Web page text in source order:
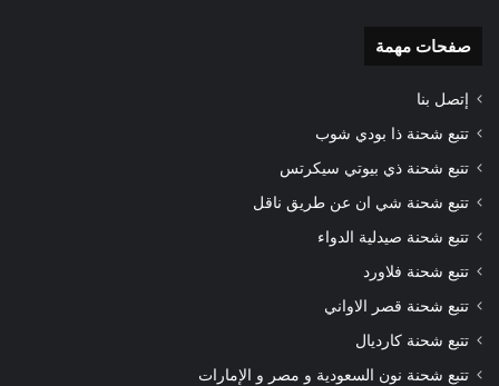
صفحات مهمة
إتصل بنا
تتبع شحنة ذا بودي شوب
تتبع شحنة ذي بيوتي سيكرتس
تتبع شحنة شي ان عن طريق ناقل
تتبع شحنة صيدلية الدواء
تتبع شحنة فلاورد
تتبع شحنة قصر الاواني
تتبع شحنة كارديال
تتبع شحنة نون السعودية و مصر و الإمارات